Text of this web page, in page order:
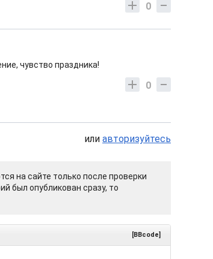
0
чувство праздника!
0
или авторизуйтесь
на сайте только после проверки
был опубликован сразу, то
[BBcode]